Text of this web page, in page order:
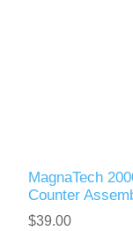
MagnaTech
Counter
$39.00